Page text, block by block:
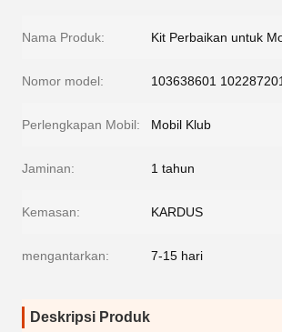
Nama Produk: Kit Perbaikan untuk
Nomor model: 103638601 102287201
Perlengkapan Mobil: Mobil Klub
Jaminan: 1 tahun
Kemasan: KARDUS
mengantarkan: 7-15 hari
Deskripsi Produk